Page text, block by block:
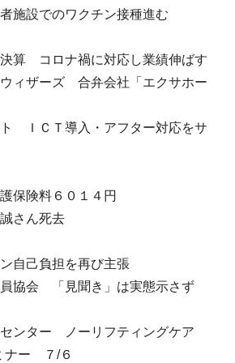
施設でのワクチン接種進む
算 コロナ禍に対応し業績伸ばす
ィザーズ 合弁会社「エクサホー
ＩＣＴ導入・アフター対応をサ
保険料６０１４円
さん死去
自己負担を再び主張
員協会 「見聞き」は実態示さず
センター ノーリフティングケア
ナー ７/６